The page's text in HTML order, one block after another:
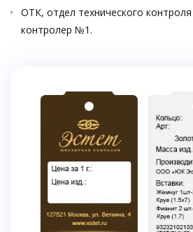
ОТК, отдел технического
контролер №1.